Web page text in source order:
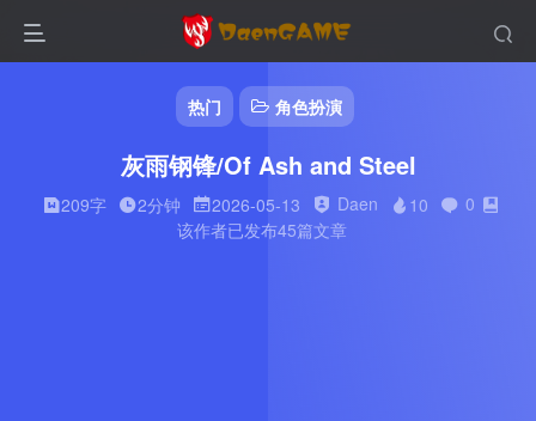
热门 角色扮演
灰雨钢锋/Of Ash and Steel
209字 2分钟 2026-05-13 Daen 10
0
该作者已发布45篇文章